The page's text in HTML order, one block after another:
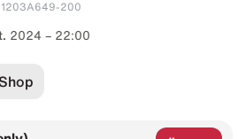
1203A649-200
2024 – 22:00